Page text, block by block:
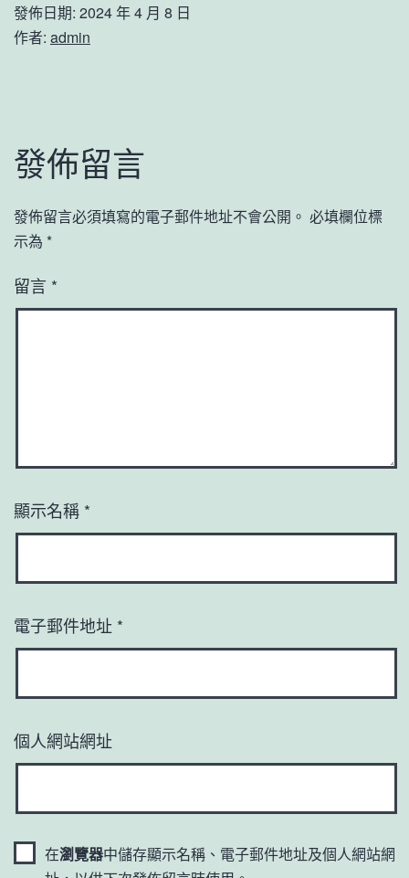
發佈日期: 2024 年 4 月 8 日
作者: admin
發佈留言
發佈留言必須填寫的電子郵件地址不會公開。 必填欄位標
示為 *
留言 *
顯示名稱 *
電子郵件地址 *
個人網站網址
在瀏覽器中儲存顯示名稱、電子郵件地址及個人網站網